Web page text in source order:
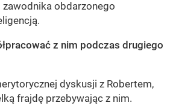
obdarzonego
z nim podczas drugiego
dyskusji z Robertem,
frajdę przebywając z nim.